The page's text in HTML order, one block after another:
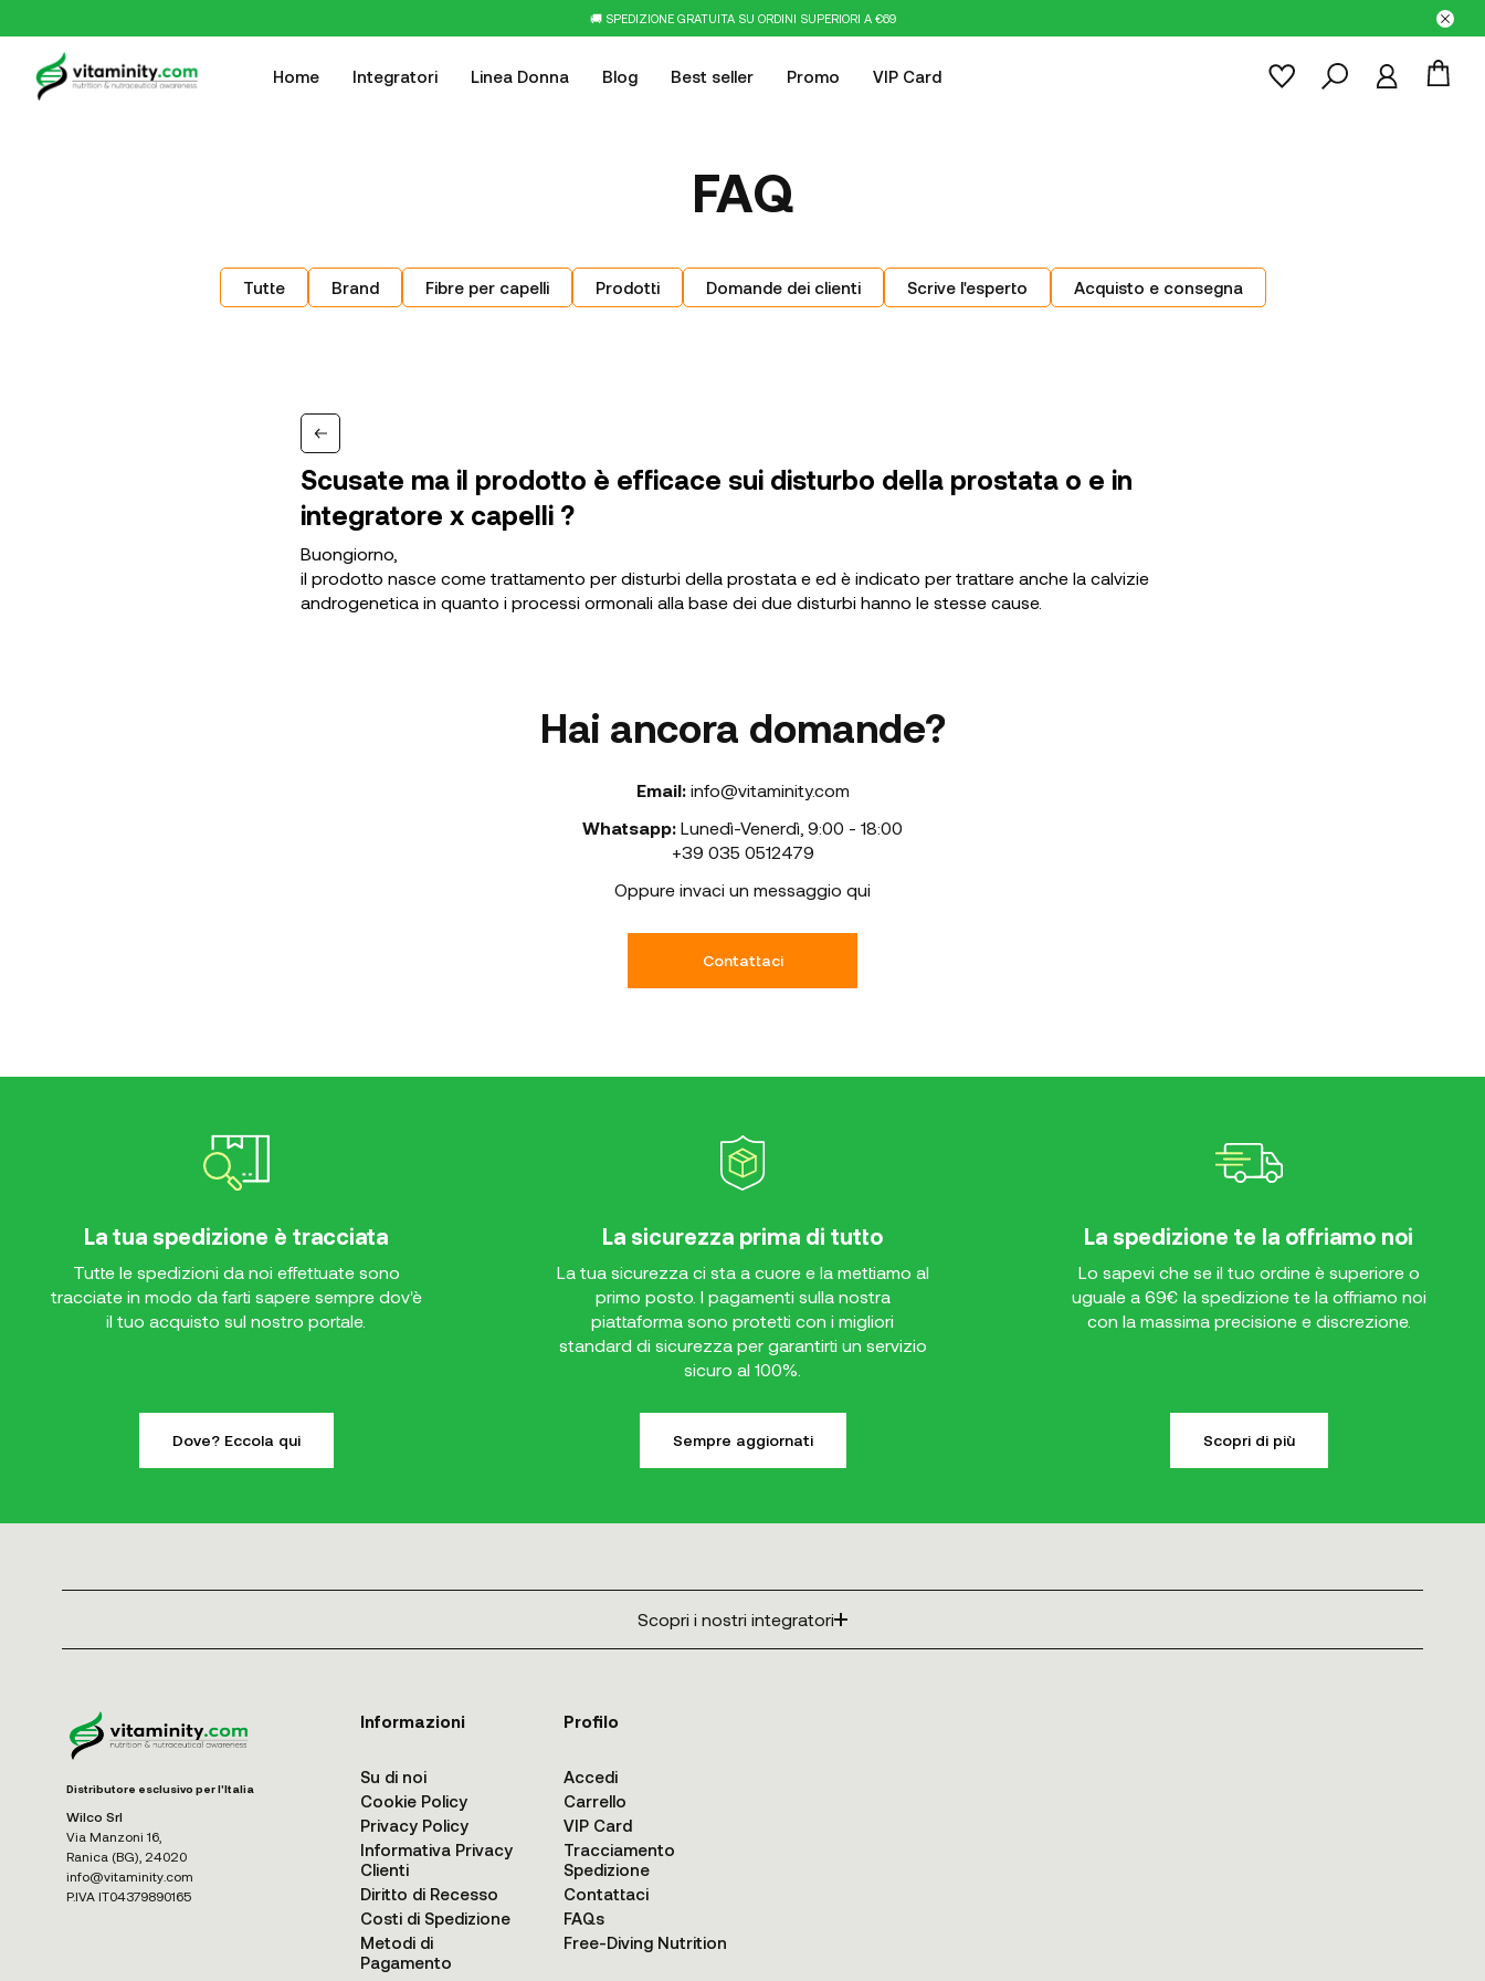
🚚 SPEDIZIONE GRATUITA SU ORDINI SUPERIORI A €69
Home Integratori Linea Donna Blog Best seller Promo VIP Card
FAQ
Tutte Brand Fibre per capelli Prodotti Domande dei clienti Scrive l'esperto Acquisto e consegna
Scusate ma il prodotto è efficace sui disturbo della prostata o e in
integratore x capelli ?
Buongiorno,
il prodotto nasce come trattamento per disturbi della prostata e ed è indicato per trattare anche la calvizie
androgenetica in quanto i processi ormonali alla base dei due disturbi hanno le stesse cause.
Hai ancora domande?
Email: info@vitaminity.com
Whatsapp: Lunedì-Venerdì 9:00 - 18:00
+39 035 0512479
Oppure invaci un messaggio qui
Contattaci
La tua spedizione è tracciata
Tutte le spedizioni da noi effettuate sono
tracciate in modo da farti sapere sempre dov'è
il tuo acquisto sul nostro portale.
Dove? Eccola qui
La sicurezza prima di tutto
La tua sicurezza ci sta a cuore e la mettiamo al
primo posto. I pagamenti sulla nostra
piattaforma sono protetti con i migliori
standard di sicurezza per garantirti un servizio
sicuro al 100%.
Sempre aggiornati
La spedizione te la offriamo noi
Lo sapevi che se il tuo ordine è superiore o
uguale a 69€ la spedizione te la offriamo noi
con la massima precisione e discrezione.
Scopri di più
Scopri i nostri integratori
Distributore esclusivo per l'Italia
Wilco Srl
Via Manzoni 16,
Ranica (BG), 24020
info@vitaminity.com
P.IVA IT04379890165
Informazioni
Su di noi
Cookie Policy
Privacy Policy
Informativa Privacy
Clienti
Diritto di Recesso
Costi di Spedizione
Metodi di
Pagamento
Profilo
Accedi
Carrello
VIP Card
Tracciamento
Spedizione
Contattaci
FAQs
Free-Diving Nutrition